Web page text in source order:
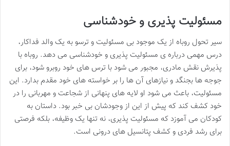
مسئولیت پذیری و خودشناسی
سیر تحول روباه از یک موجود بی مسئولیت و ترسو به یک والد فداکار،
درس مهمی درباره ی مسئولیت پذیری و خودشناسی می دهد. روباه با
پذیرش نقش مادری، مجبور می شود با ترس های خود روبرو شود، برای
جوجه ها بجنگد و نیازهای آن ها را بر خواسته های خود مقدم بدارد. این
مسئولیت، باعث می شود او لایه های پنهانی از شجاعت و مهربانی را در
خود کشف کند که پیش از این از وجودشان بی خبر بود. داستان به
کودکان می آموزد که مسئولیت پذیری، نه تنها یک وظیفه، بلکه فرصتی
برای رشد فردی و کشف پتانسیل های درونی است.